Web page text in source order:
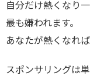
自分だけ熱くなり
最も嫌われます。
あなたが熱くなれ
スポンサリングは